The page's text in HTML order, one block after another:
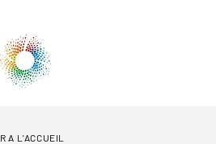
A L'ACCUEIL